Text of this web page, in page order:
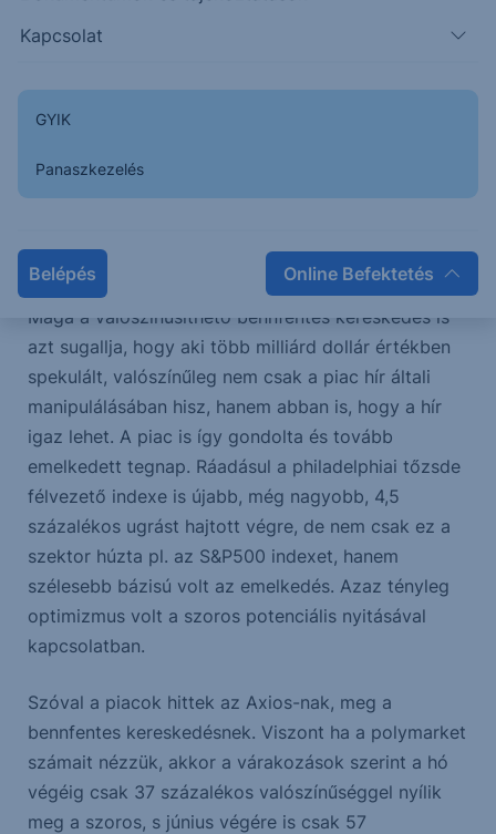
Kapcsolat
GYIK
Panaszkezelés
Belépés Online Befektetés
körökből történhetet valamiféle bennfentes
tranzakciók azóta jellemzőek, mióta Trump van
Na de, nem ennek a boncolgatása a mai témánk,
megállapodás. Azaz a tőzsdéken az AI „győzelem”
a Hormuz-szorosi válság felett beteljesedik-e?
Maga a valószínűsíthető bennfentes kereskedés is
azt sugallja, hogy aki több milliárd dollár értékben
spekulált, valószínűleg nem csak a piac hír általi
manipulálásában hisz, hanem abban is, hogy a hír
igaz lehet. A piac is így gondolta és tovább
emelkedett tegnap. Ráadásul a philadelphiai tőzsde
félvezető indexe is újabb, még nagyobb, 4,5
százalékos ugrást hajtott végre, de nem csak ez a
szektor húzta pl. az S&P500 indexet, hanem
szélesebb bázisú volt az emelkedés. Azaz tényleg
optimizmus volt a szoros potenciális nyitásával
kapcsolatban.
Szóval a piacok hittek az Axios-nak, meg a
bennfentes kereskedésnek. Viszont ha a polymarket
számait nézzük, akkor a várakozások szerint a hó
végéig csak 37 százalékos valószínűséggel nyílik
meg a szoros, s június végére is csak 57